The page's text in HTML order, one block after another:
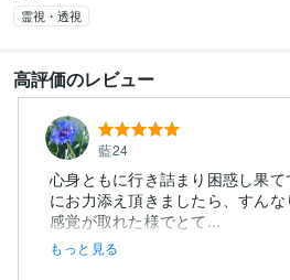
霊視・透視
高評価のレビュー
藍24
心身ともに行き詰まり困惑し果
にお力添え頂きましたら、すん
感覚が取れた様でとて...
もっと見る